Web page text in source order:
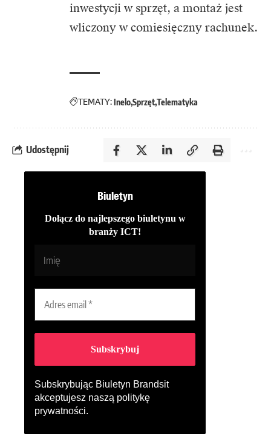
inwestycji w sprzęt, a montaż jest
wliczony w comiesięczny rachunek.
TEMATY:IneloSprzętTelematyka
Udostępnij
Biuletyn
Dołącz do najlepszego biuletynu w
branży ICT!
Subskrybując Biuletyn Brandsit
akceptujesz naszą politykę
prywatności.